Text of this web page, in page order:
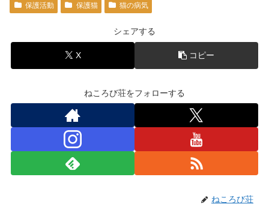
保護活動 保護猫 猫の病気
シェアする
X コピー
ねころび荘をフォローする
ねころび荘